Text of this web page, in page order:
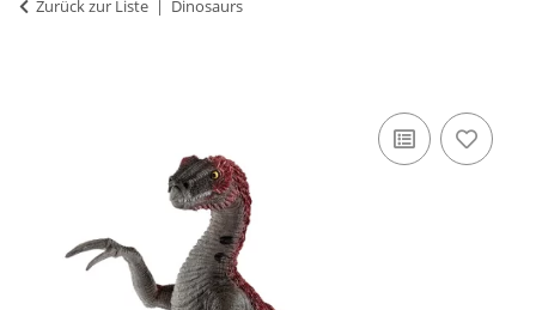
Zurück zur Liste Dinosaurs